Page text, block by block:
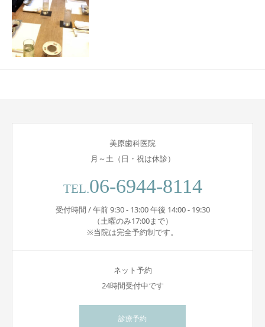
美原歯科医院
月～土（日・祝は休診）
TEL.06-6944-8114
受付時間 / 午前 9:30 - 13:00 午後 14:00 - 19:30
（土曜のみ17:00まで）
※当院は完全予約制です。
ネット予約
24時間受付中です
診療予約